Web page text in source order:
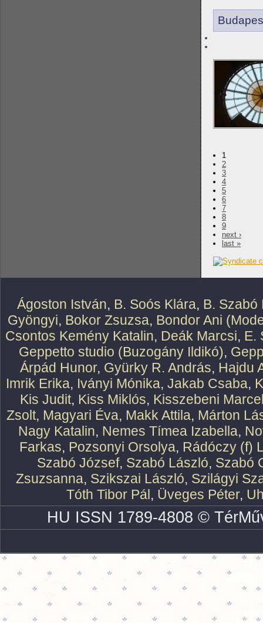
1
2
3
4
5
6
7
8
9
next ›
last »
Ágoston István, B. Soós Klára, B. Szabó
Gyöngyi, Bokor Zsuzsa, Bondor Ani
Csontos Kemény Katalin, Deák Marcsi, E.
Geppetto studio (Buzogány Ildikó),
Árpád Hunor, Gyürky R. András, Hajdu
Imrik Erika, Iványi Mónika, Jakab Csaba,
Kis Judit, Kiss Miklós, Kisszebeni
Zsolt, Magyari Éva, Makk Attila, Márton
Nagy Katalin, Nemes Tímea Izabella,
Farkas, Pozsonyi Orsolya, Rádóczy (f)
Szabó József, Szabó László, Szabó
Zsuzsanna, Szikszai László, Szilágyi
Tóth Tibor Pál, Üveges Péter,
HU ISSN 1789-4808 ©